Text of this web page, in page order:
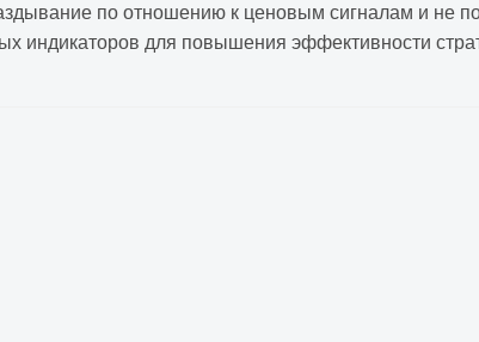
по отношению к ценовым сигналам и не
индикаторов для повышения эффективности